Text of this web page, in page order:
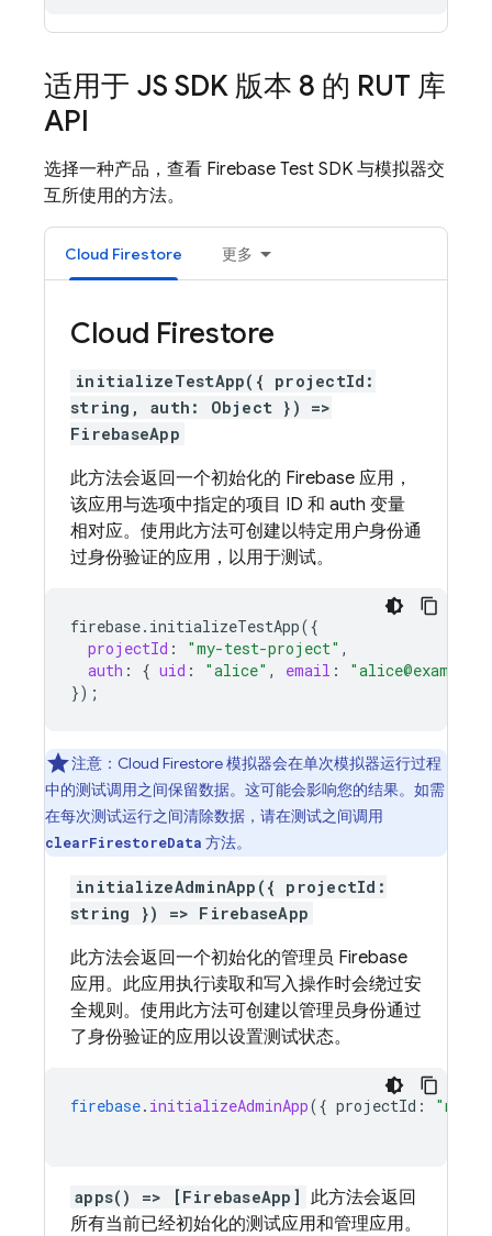
适用于 JS SDK 版本 8 的 RUT 库
API
选择一种产品，查看 Firebase Test SDK 与模拟器交
互所使用的方法。
Cloud Firestore 更多
Cloud Firestore
initializeTestApp({ projectId:
string, auth: Object }) =>
FirebaseApp
此方法会返回一个初始化的 Firebase 应用，
该应用与选项中指定的项目 ID 和 auth 变量
相对应。使用此方法可创建以特定用户身份通
过身份验证的应用，以用于测试。
firebase. initializeTestApp({
projectId : "my-test-project" ,
auth : { uid : "alice" , email :
});
注意： Cloud Firestore模拟器会在单次模拟器运行过程
中的测试调用之间保留数据。这可能会影响您的结果。如需
在每次测试运行之间清除数据，请在测试之间调用
clearFirestoreData 方法。
initializeAdminApp({ projectId:
string }) => FirebaseApp
此方法会返回一个初始化的管理员 Firebase
应用。此应用执行读取和写入操作时会绕过安
全规则。使用此方法可创建以管理员身份通过
了身份验证的应用以设置测试状态。
firebase. initializeAdminApp({ projectId : "my-
apps() => [FirebaseApp] 此方法会返回
所有当前已经初始化的测试应用和管理应用。